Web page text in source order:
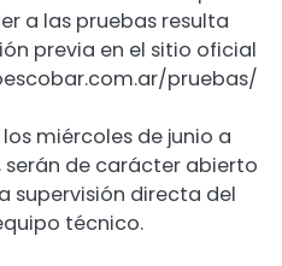
a las pruebas resulta
previa en el sitio oficial
pruebas/
miércoles de junio a
serán de carácter abierto
supervisión directa del
técnico.